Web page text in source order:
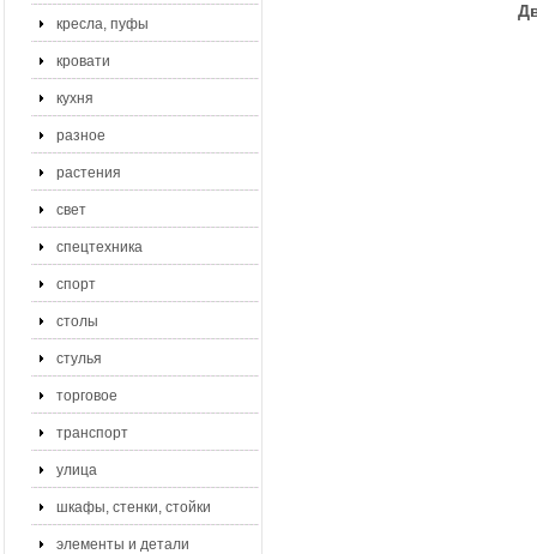
кресла, пуфы
кровати
кухня
разное
растения
свет
спецтехника
спорт
столы
стулья
торговое
транспорт
улица
шкафы, стенки, стойки
элементы и детали